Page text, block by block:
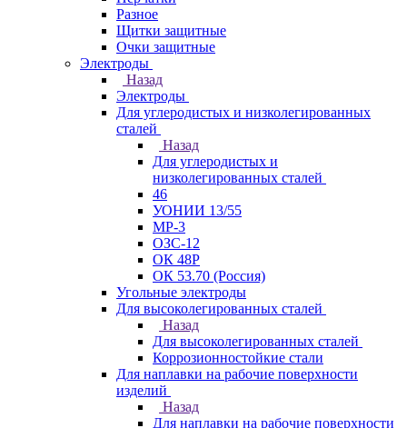
Разное
Щитки защитные
Очки защитные
Электроды
Назад
Электроды
Для углеродистых и низколегированных
сталей
Назад
Для углеродистых и
низколегированных сталей
46
УОНИИ 13/55
МР-3
ОЗС-12
ОК 48Р
ОК 53.70 (Россия)
Угольные электроды
Для высоколегированных сталей
Назад
Для высоколегированных сталей
Коррозионностойкие стали
Для наплавки на рабочие поверхности
изделий
Назад
Для наплавки на рабочие поверхности